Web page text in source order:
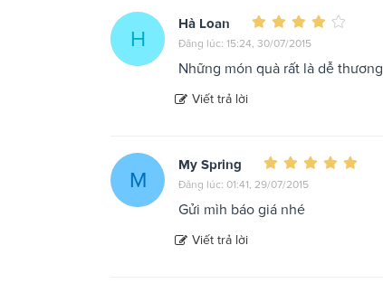
H
Hà Loan
Đăng lúc: 15:24, 30/07/2015
Những món quà rất là dễ thương
Viết trả lời
M
My Spring
Đăng lúc: 01:41, 29/07/2015
Gửi mìh báo giá nhé
Viết trả lời